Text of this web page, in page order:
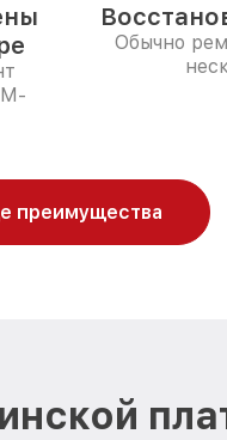
Обычно
преимущества